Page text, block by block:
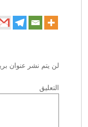
لن يتم نشر عنوان